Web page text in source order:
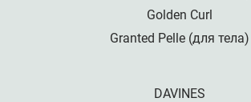
Golden Curl
Granted Pelle (для тела)
DAVINES